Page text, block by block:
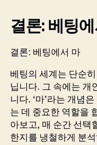
결론: 베팅
결론: 베팅에서 마
베팅의 세계는 단순
닙니다. 그 속에는 개
니다. ‘마’라는 개념
는 데 중요한 역할을
아보고, 매 순간 선택
한지를 냉철하게 분